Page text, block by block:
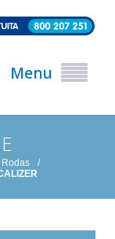
Menu
/